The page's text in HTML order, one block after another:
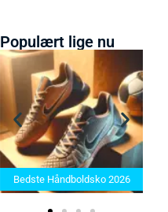
Populært lige nu
Bedste Håndboldsko 2026